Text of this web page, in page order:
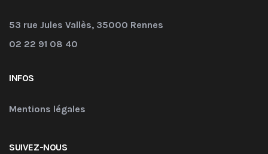
53 rue Jules Vallès, 35000 Rennes
02 22 91 08 40
INFOS
Mentions légales
SUIVEZ-NOUS